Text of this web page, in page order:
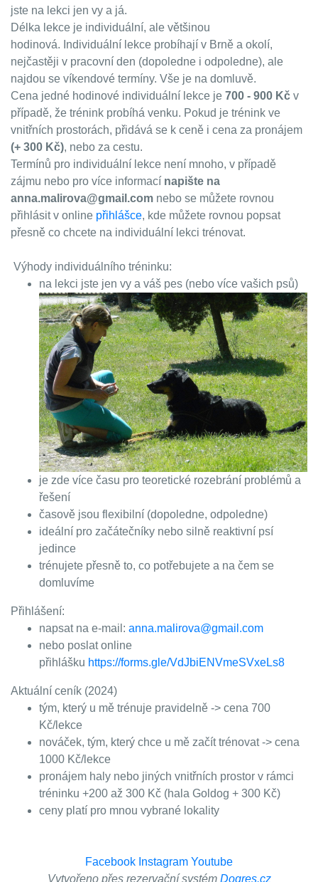
jste na lekci jen vy a já.
Délka lekce je individuální, ale většinou
hodinová. Individuální lekce probíhají v Brně a okolí,
nejčastěji v pracovní den (dopoledne i odpoledne), ale
najdou se víkendové termíny. Vše je na domluvě.
Cena jedné hodinové individuální lekce je 700 - 900 Kč v
případě, že trénink probíhá venku. Pokud je trénink ve
vnitřních prostorách, přidává se k ceně i cena za pronájem
(+ 300 Kč), nebo za cestu.
Termínů pro individuální lekce není mnoho, v případě
zájmu nebo pro více informací napište na
anna.malirova@gmail.com nebo se můžete rovnou
přihlásit v online přihlášce, kde můžete rovnou popsat
přesně co chcete na individuální lekci trénovat.
Výhody individuálního tréninku:
na lekci jste jen vy a váš pes (nebo více vašich psů)
je zde více času pro teoretické rozebrání problémů a
řešení
časově jsou flexibilní (dopoledne, odpoledne)
ideální pro začátečníky nebo silně reaktivní psí
jedince
trénujete přesně to, co potřebujete a na čem se
domluvíme
Přihlášení:
napsat na e-mail: anna.malirova@gmail.com
nebo poslat online
přihlášku https://forms.gle/VdJbiENVmeSVxeLs8
Aktuální ceník (2024)
tým, který u mě trénuje pravidelně -> cena 700
Kč/lekce
nováček, tým, který chce u mě začít trénovat -> cena
1000 Kč/lekce
pronájem haly nebo jiných vnitřních prostor v rámci
tréninku +200 až 300 Kč (hala Goldog + 300 Kč)
ceny platí pro mnou vybrané lokality
Facebook Instagram Youtube
Vytvořeno přes rezervační systém Dogres.cz